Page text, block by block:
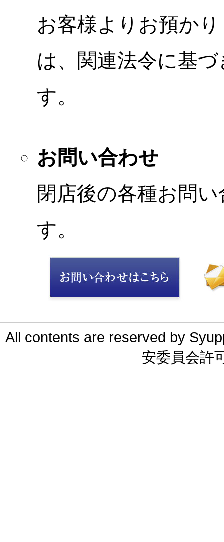
お客様よりお預か
は、関連法令に基
す。
お問い合わせ
閉店後の各種お問
す。
All contents are reserved by
安委員会許